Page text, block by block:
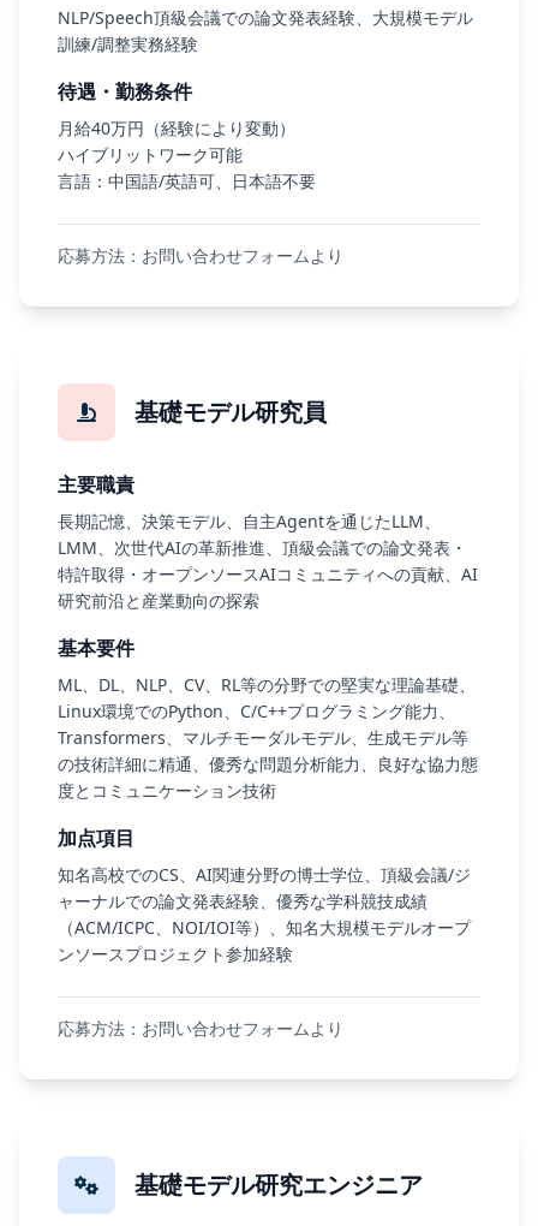
NLP/Speech頂級会議での論文発表経験、大規模モデル
訓練/調整実務経験
待遇・勤務条件
月給40万円（経験により変動）
ハイブリットワーク可能
言語：中国語/英語可、日本語不要
応募方法：お問い合わせフォームより
基礎モデル研究員
主要職責
長期記憶、決策モデル、自主Agentを通じたLLM、
LMM、次世代AIの革新推進、頂級会議での論文発表・
特許取得・オープンソースAIコミュニティへの貢献、AI
研究前沿と産業動向の探索
基本要件
ML、DL、NLP、CV、RL等の分野での堅実な理論基礎、
Linux環境でのPython、C/C++プログラミング能力、
Transformers、マルチモーダルモデル、生成モデル等
の技術詳細に精通、優秀な問題分析能力、良好な協力態
度とコミュニケーション技術
加点項目
知名高校でのCS、AI関連分野の博士学位、頂級会議/ジ
ャーナルでの論文発表経験、優秀な学科競技成績
（ACM/ICPC、NOI/IOI等）、知名大規模モデルオープ
ンソースプロジェクト参加経験
応募方法：お問い合わせフォームより
基礎モデル研究エンジニア